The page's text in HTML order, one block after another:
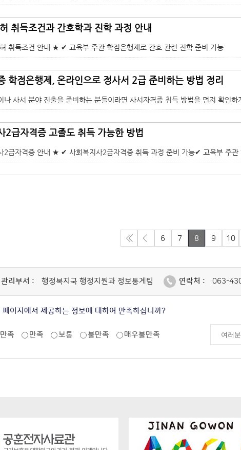
취득조건과 간호학과 진학 과정 안내
취득조건 안내 ★ ✔ 교육부 주관 학점은행제로 간호 관련 진학 준비 가능
학점은행제, 온라인으로 정사서 2급 준비하는 방법 정리
나 사서 분야 진출을 준비하는 분들이라면 사서자격증 취득 방법을 먼저 확인하
2급자격증 고졸도 취득 가능한 방법
2급자격증 안내 ★ ✔ 사회복지사2급자격증 취득 과정 준비 가능✔ 교육부 주관
6 7 8 9 10
리부서 : 행정복지국 행정지원과 정보통계팀 연락처 : 063-
페이지에서 제공하는 정보에 대하여 만족하십니까?
족 만족 보통 불만족 매우불만족